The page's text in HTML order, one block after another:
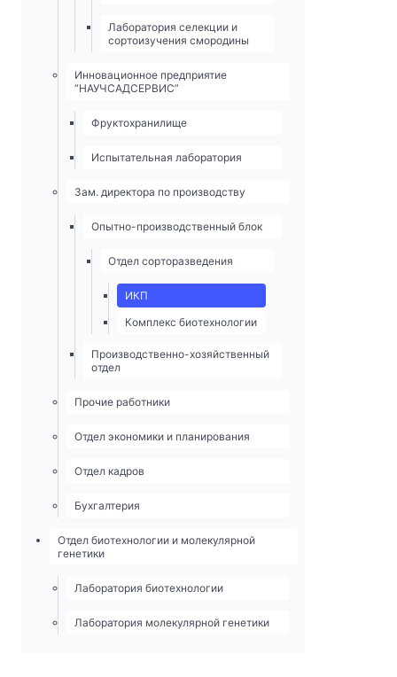
Лаборатория селекции и
сортоизучения смородины
Инновационное предприятие
“НАУЧСАДСЕРВИС”
Фруктохранилище
Испытательная лаборатория
Зам. директора по производству
Опытно-­производственный блок
Отдел сорторазведения
ИКП
Комплекс биотехнологии
Производственно-хозяйственный
отдел
Прочие работники
Отдел экономики и планирования
Отдел кадров
Бухгалтерия
Отдел биотехнологии и молекулярной
генетики
Лаборатория биотехнологии
Лаборатория молекулярной генетики